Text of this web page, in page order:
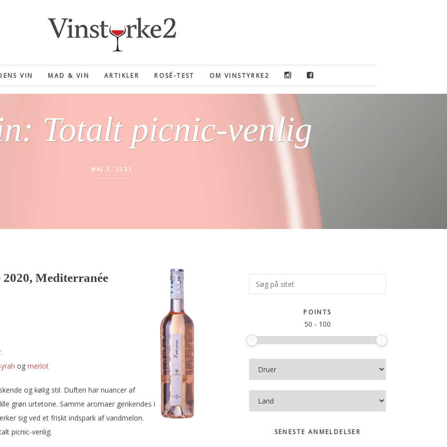
VIN MAD & VIN ARTIKLER ROSÉ-TEST OM VINSTYRKE2
Totalt picnic-venlig
MAJ 3, 2021
2020, Mediterranée
og merlot
og kølig stil. Duften har nuancer af
grøn urtetone. Samme aromaer genkendes i
sig ved et friskt indspark af vandmelon.
picnic-venlig.
Primær
Sidebar
Søg
på
POINTS
50 - 100
SENESTE ANMELDELSER